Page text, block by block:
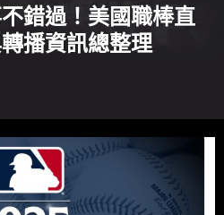
錯過！美國職棒直
播資訊總整理